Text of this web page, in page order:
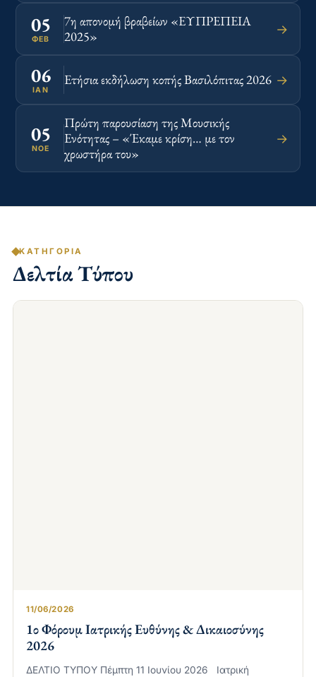
05
ΦΕΒ
7η απονομή βραβείων «ΕΥΠΡΕΠΕΙΑ
2025»
→
06
ΙΑΝ
Ετήσια εκδήλωση κοπής Βασιλόπιτας 2026 →
05
ΝΟΈ
Πρώτη παρουσίαση της Μουσικής
Ενότητας – «Έκαμε κρίση… με τον
χρωστήρα του»
→
ΚΑΤΗΓΟΡΊΑ
Δελτία Τύπου
11/06/2026
1ο Φόρουμ Ιατρικής Ευθύνης & Δικαιοσύνης
2026
ΔΕΛΤΙΟ ΤΥΠΟΥ Πέμπτη 11 Ιουνίου 2026 Ιατρική